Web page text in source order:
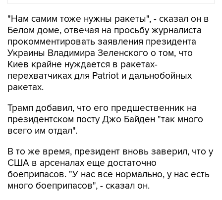
"Нам самим тоже нужны ракеты", - сказал он в
Белом доме, отвечая на просьбу журналиста
прокомментировать заявления президента
Украины Владимира Зеленского о том, что
Киев крайне нуждается в ракетах-
перехватчиках для Patriot и дальнобойных
ракетах.
Трамп добавил, что его предшественник на
президентском посту Джо Байден "так много
всего им отдал".
В то же время, президент вновь заверил, что у
США в арсеналах еще достаточно
боеприпасов. "У нас все нормально, у нас есть
много боеприпасов", - сказал он.